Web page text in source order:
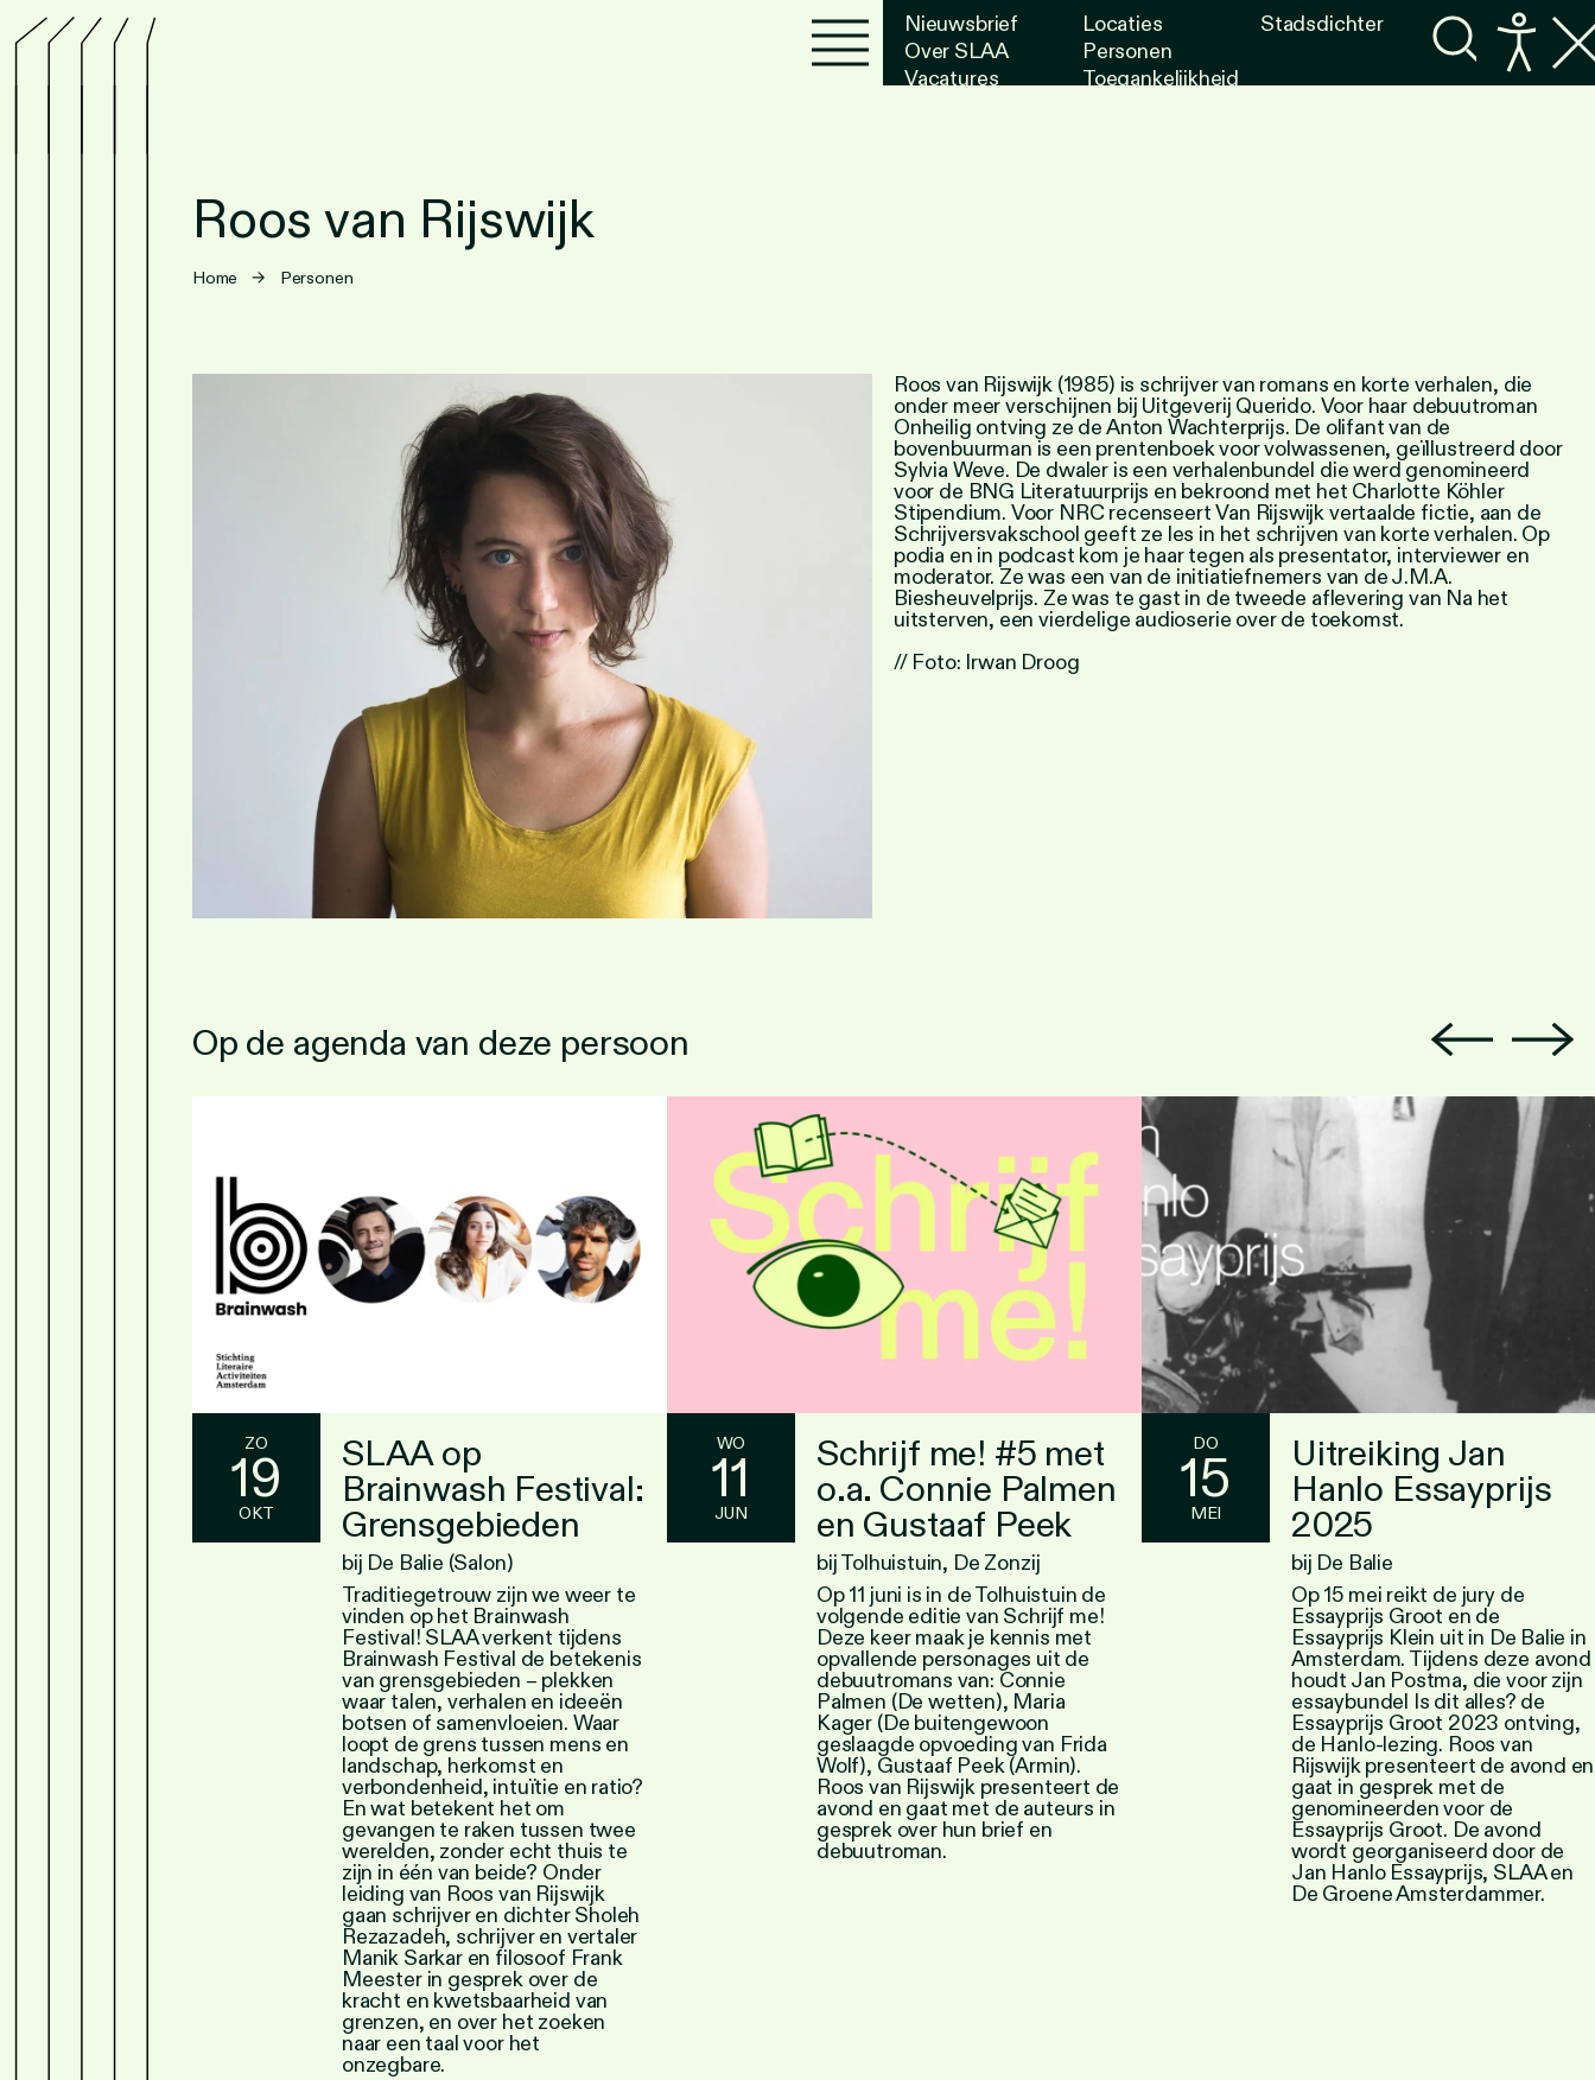
Roos van Rijswijk
Home → Personen
Roos van Rijswijk (1985) is schrijver van romans en korte verhalen, die
onder meer verschijnen bij Uitgeverij Querido. Voor haar debuutroman
Onheilig ontving ze de Anton Wachterprijs. De olifant van de
bovenbuurman is een prentenboek voor volwassenen, geïllustreerd door
Sylvia Weve. De dwaler is een verhalenbundel die werd genomineerd
voor de BNG Literatuurprijs en bekroond met het Charlotte Köhler
Stipendium. Voor NRC recenseert Van Rijswijk vertaalde fictie, aan de
Schrijversvakschool geeft ze les in het schrijven van korte verhalen. Op
podia en in podcast kom je haar tegen als presentator, interviewer en
moderator. Ze was een van de initiatiefnemers van de J.M.A.
Biesheuvelprijs. Ze was te gast in de tweede aflevering van Na het
uitsterven, een vierdelige audioserie over de toekomst.
// Foto: Irwan Droog
Op de agenda van deze persoon
ZO
19
OKT
SLAA op
Brainwash Festival:
Grensgebieden
bij De Balie (Salon)
Traditiegetrouw zijn we weer te
vinden op het Brainwash
Festival! SLAA verkent tijdens
Brainwash Festival de betekenis
van grensgebieden – plekken
waar talen, verhalen en ideeën
botsen of samenvloeien. Waar
loopt de grens tussen mens en
landschap, herkomst en
verbondenheid, intuïtie en ratio?
En wat betekent het om
gevangen te raken tussen twee
werelden, zonder echt thuis te
zijn in één van beide? Onder
leiding van Roos van Rijswijk
gaan schrijver en dichter Sholeh
Rezazadeh, schrijver en vertaler
Manik Sarkar en filosoof Frank
Meester in gesprek over de
kracht en kwetsbaarheid van
grenzen, en over het zoeken
naar een taal voor het
onzegbare.
WO
11
JUN
Schrijf me! #5 met
o.a. Connie Palmen
en Gustaaf Peek
bij Tolhuistuin, De Zonzij
Op 11 juni is in de Tolhuistuin de
volgende editie van Schrijf me!
Deze keer maak je kennis met
opvallende personages uit de
debuutromans van: Connie
Palmen (De wetten), Maria
Kager (De buitengewoon
geslaagde opvoeding van Frida
Wolf), Gustaaf Peek (Armin).
Roos van Rijswijk presenteert de
avond en gaat met de auteurs in
gesprek over hun brief en
debuutroman.
DO
15
MEI
Uitreiking Jan
Hanlo Essayprijs
2025
bij De Balie
Op 15 mei reikt de jury de
Essayprijs Groot en de
Essayprijs Klein uit in De Balie in
Amsterdam. Tijdens deze avond
houdt Jan Postma, die voor zijn
essaybundel Is dit alles? de
Essayprijs Groot 2023 ontving,
de Hanlo-lezing. Roos van
Rijswijk presenteert de avond en
gaat in gesprek met de
genomineerden voor de
Essayprijs Groot. De avond
wordt georganiseerd door de
Jan Hanlo Essayprijs, SLAA en
De Groene Amsterdammer.
Nieuwsbrief
Over SLAA
Vacatures
Locaties
Personen
Toegankelijkheid
Stadsdichter